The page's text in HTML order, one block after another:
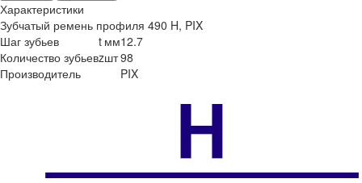
Характеристики
Зубчатый ремень профиля 490 H, PIX
Шаг зубьев
t мм12.7
Количество зубьевzшт98
Производитель
PIX